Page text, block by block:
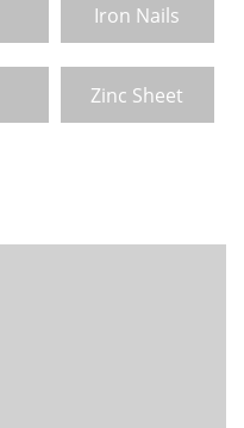
Iron Nails
Zinc Sheet